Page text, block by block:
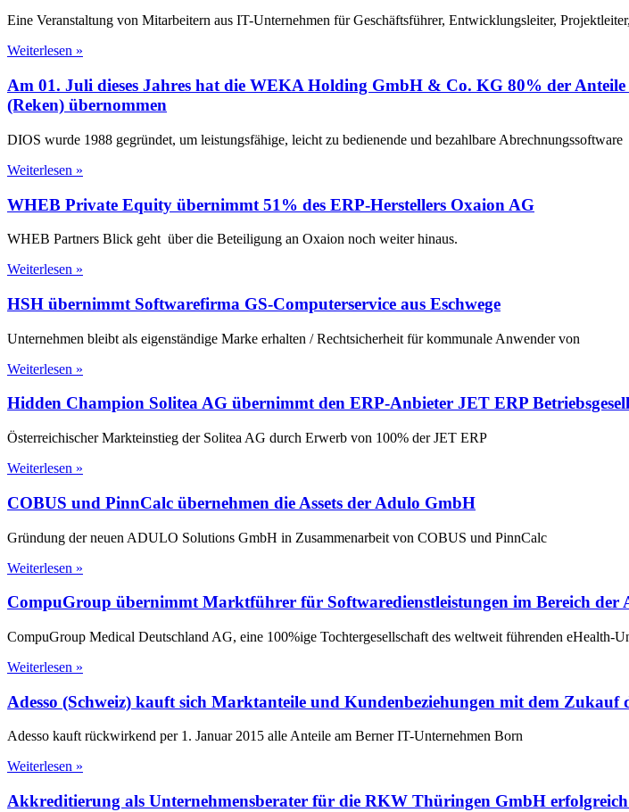
Eine Veranstaltung von Mitarbeitern aus IT-Unternehmen für Geschäftsführer, Entwicklungsleiter,
Weiterlesen »
Am 01. Juli dieses Jahres hat die WEKA Holding GmbH & Co. KG 80% der
(Reken) übernommen
DIOS wurde 1988 gegründet, um leistungsfähige, leicht zu bedienende und bezahlbare Abrechnungssoftware
Weiterlesen »
WHEB Private Equity übernimmt 51% des ERP-Herstellers Oxaion AG
WHEB Partners Blick geht über die Beteiligung an Oxaion noch weiter hinaus.
Weiterlesen »
HSH übernimmt Softwarefirma GS-Computerservice aus Eschwege
Unternehmen bleibt als eigenständige Marke erhalten / Rechtsicherheit für kommunale Anwender von
Weiterlesen »
Hidden Champion Solitea AG übernimmt den ERP-Anbieter JET ERP
Österreichischer Markteinstieg der Solitea AG durch Erwerb von 100% der JET ERP
Weiterlesen »
COBUS und PinnCalc übernehmen die Assets der Adulo GmbH
Gründung der neuen ADULO Solutions GmbH in Zusammenarbeit von COBUS und PinnCalc
Weiterlesen »
CompuGroup übernimmt Marktführer für Softwaredienstleistungen im Bereich der
CompuGroup Medical Deutschland AG, eine 100%ige Tochtergesellschaft des weltweit führenden eHealth-
Weiterlesen »
Adesso (Schweiz) kauft sich Marktanteile und Kundenbeziehungen mit dem
Adesso kauft rückwirkend per 1. Januar 2015 alle Anteile am Berner IT-Unternehmen Born
Weiterlesen »
Akkreditierung als Unternehmensberater für die RKW Thüringen GmbH erfolgreich